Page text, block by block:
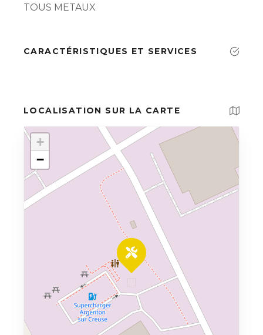
TOUS METAUX
CARACTÉRISTIQUES ET SERVICES
LOCALISATION SUR LA CARTE
+
−